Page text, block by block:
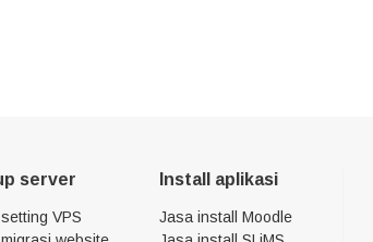
server
VPS
Install aplikasi
Jasa install Moodle